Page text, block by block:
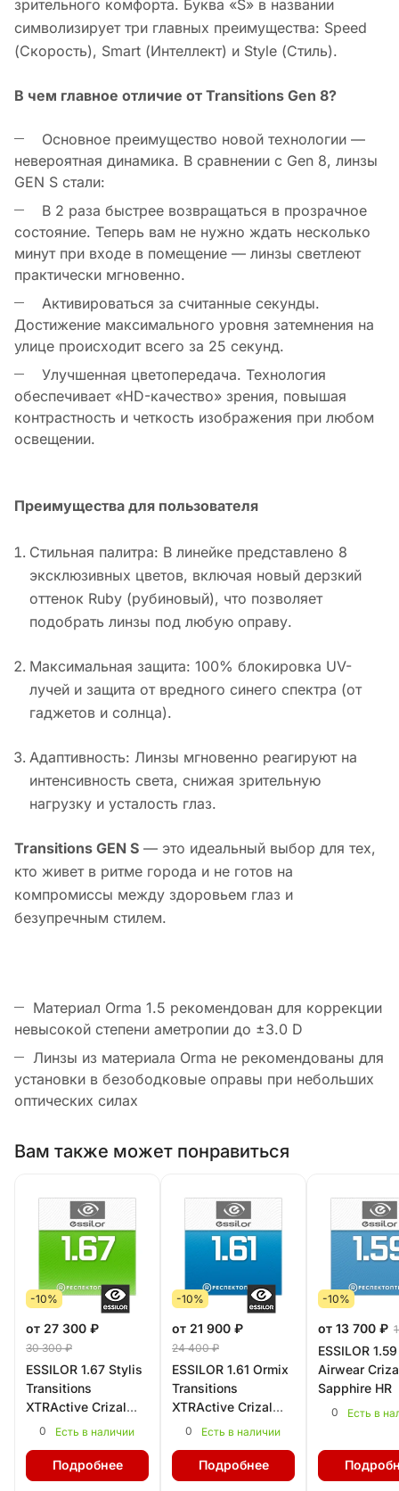
зрительного комфорта. Буква «S» в названии
символизирует три главных преимущества: Speed
(Скорость), Smart (Интеллект) и Style (Стиль).
В чем главное отличие от Transitions Gen 8?
Основное преимущество новой технологии —
невероятная динамика. В сравнении с Gen 8, линзы
GEN S стали:
В 2 раза быстрее возвращаться в прозрачное
состояние. Теперь вам не нужно ждать несколько
минут при входе в помещение — линзы светлеют
практически мгновенно.
Активироваться за считанные секунды.
Достижение максимального уровня затемнения на
улице происходит всего за 25 секунд.
Улучшенная цветопередача. Технология
обеспечивает «HD-качество» зрения, повышая
контрастность и четкость изображения при любом
освещении.
Преимущества для пользователя
Стильная палитра: В линейке представлено 8
эксклюзивных цветов, включая новый дерзкий
оттенок Ruby (рубиновый), что позволяет
подобрать линзы под любую оправу.
Максимальная защита: 100% блокировка UV-
лучей и защита от вредного синего спектра (от
гаджетов и солнца).
Адаптивность: Линзы мгновенно реагируют на
интенсивность света, снижая зрительную
нагрузку и усталость глаз.
Transitions GEN S — это идеальный выбор для тех,
кто живет в ритме города и не готов на
компромиссы между здоровьем глаз и
безупречным стилем.
Материал Orma 1.5 рекомендован для коррекции
невысокой степени аметропии до ±3.0 D
Линзы из материала Orma не рекомендованы для
установки в безободковые оправы при небольших
оптических силах
Вам также может понравиться
-10%
от 27 300 ₽
30 300 ₽
ESSILOR 1.67 Stylis
Transitions
XTRActive Crizal
Sapphire HR
0 Есть в наличии
Подробнее
-10%
от 21 900 ₽
24 400 ₽
ESSILOR 1.61 Ormix
Transitions
XTRActive Crizal
Sapphire HR
0 Есть в наличии
Подробнее
-10%
от 13 700 ₽
ESSILOR
Airwear
Sapphire HR
0 Есть в